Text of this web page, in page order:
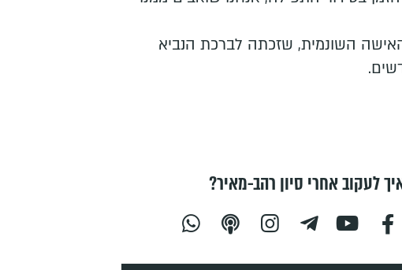
השונמית, שזכתה לברכת הנביא
לעקוב אחרי סיון רהב-מאיר?